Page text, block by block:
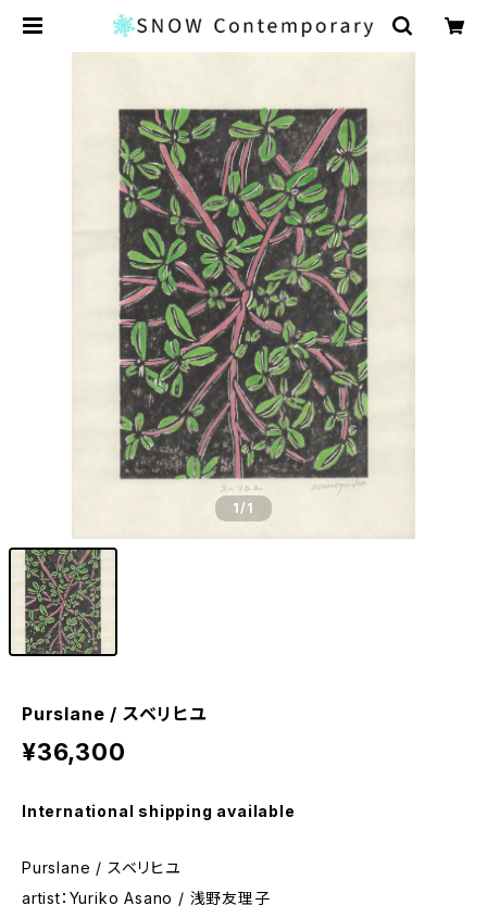
1/1
Purslane / スベリヒユ
¥36,300
International shipping available
Purslane / スベリヒユ
artist：Yuriko Asano / 浅野友理子